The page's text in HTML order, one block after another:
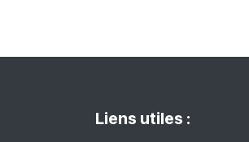
Liens utiles :